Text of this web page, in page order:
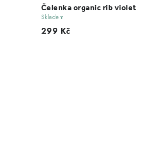
Čelenka organic rib violet
Skladem
299 Kč